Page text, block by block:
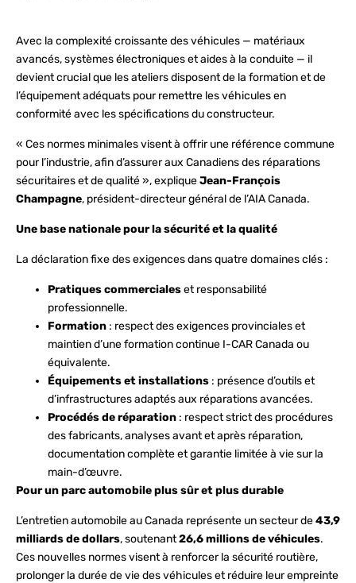
Avec la complexité croissante des véhicules — matériaux
avancés, systèmes électroniques et aides à la conduite — il
devient crucial que les ateliers disposent de la formation et de
l’équipement adéquats pour remettre les véhicules en
conformité avec les spécifications du constructeur.
« Ces normes minimales visent à offrir une référence commune
pour l’industrie, afin d’assurer aux Canadiens des réparations
sécuritaires et de qualité », expliqueJean-François
Champagne, président-directeur général de l’AIA Canada.
Une base nationale pour la sécurité et la qualité
La déclaration fixe des exigences dans quatre domaines clés :
Pratiques commercialeset responsabilité
professionnelle.
Formation : respect des exigences provinciales et
maintien d’une formation continue I-CAR Canada ou
équivalente.
Équipements et installations : présence d’outils et
d’infrastructures adaptés aux réparations avancées.
Procédés de réparation : respect strict des procédures
des fabricants, analyses avant et après réparation,
documentation complète et garantie limitée à vie sur la
main-d’œuvre.
Pour un parc automobile plus sûr et plus durable
L’entretien automobile au Canada représente un secteur de43,9
milliards de dollars, soutenant26,6 millions de véhicules.
Ces nouvelles normes visent à renforcer la sécurité routière,
prolonger la durée de vie des véhicules et réduire leur empreinte